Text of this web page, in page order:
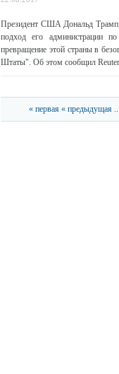
Президент США Дональд
подход его администрации
превращение этой страны в
Штаты". Об этом сообщил
« первая « предыдущая